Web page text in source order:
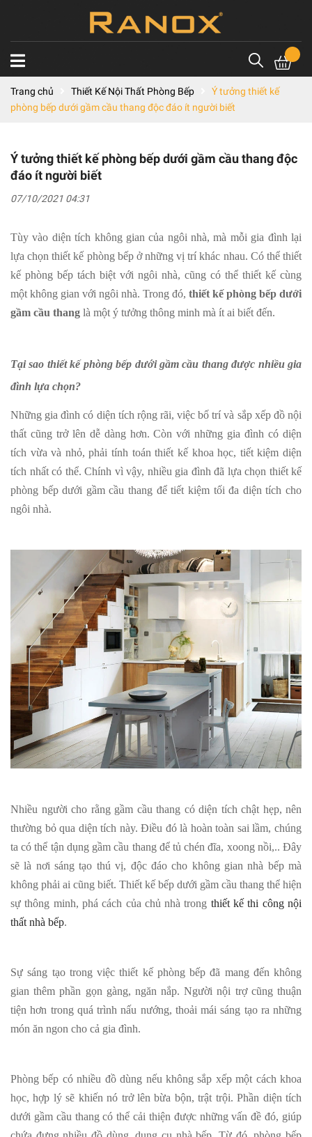
Trang chủ Thiết Kế Nội Thất Phòng Bếp
Ý tưởng thiết kế
phòng bếp dưới gầm cầu thang độc đáo ít người biết
Ý tưởng thiết kế phòng bếp dưới gầm cầu thang độc
đáo ít người biết
07/10/2021 04:31
Tùy vào diện tích không gian của ngôi nhà, mà mỗi gia đình lại
lựa chọn thiết kế phòng bếp ở những vị trí khác nhau. Có thể thiết
kế phòng bếp tách biệt với ngôi nhà, cũng có thể thiết kế cùng
một không gian với ngôi nhà. Trong đó, thiết kế phòng bếp dưới
gầm cầu thang là một ý tưởng thông minh mà ít ai biết đến.
Tại sao thiết kế phòng bếp dưới gầm cầu thang được nhiều gia
đình lựa chọn?
Những gia đình có diện tích rộng rãi, việc bố trí và sắp xếp đồ nội
thất cũng trở lên dễ dàng hơn. Còn với những gia đình có diện
tích vừa và nhỏ, phải tính toán thiết kế khoa học, tiết kiệm diện
tích nhất có thể. Chính vì vậy, nhiều gia đình đã lựa chọn thiết kế
phòng bếp dưới gầm cầu thang để tiết kiệm tối đa diện tích cho
ngôi nhà.
Nhiều người cho rằng gầm cầu thang có diện tích chật hẹp, nên
thường bỏ qua diện tích này. Điều đó là hoàn toàn sai lầm, chúng
ta có thể tận dụng gầm cầu thang để tủ chén đĩa, xoong nồi,.. Đây
sẽ là nơi sáng tạo thú vị, độc đáo cho không gian nhà bếp mà
không phải ai cũng biết. Thiết kế bếp dưới gầm cầu thang thể hiện
sự thông minh, phá cách của chủ nhà trong thiết kế thi công nội
thất nhà bếp.
Sự sáng tạo trong việc thiết kế phòng bếp đã mang đến không
gian thêm phần gọn gàng, ngăn nắp. Người nội trợ cũng thuận
tiện hơn trong quá trình nấu nướng, thoải mái sáng tạo ra những
món ăn ngon cho cả gia đình.
Phòng bếp có nhiều đồ dùng nếu không sắp xếp một cách khoa
học, hợp lý sẽ khiến nó trở lên bừa bộn, trật trội. Phần diện tích
dưới gầm cầu thang có thể cải thiện được những vấn đề đó, giúp